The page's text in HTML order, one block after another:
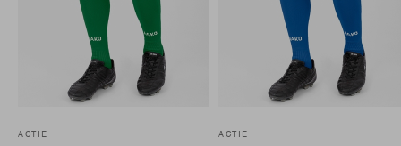
ACTIE ACTIE